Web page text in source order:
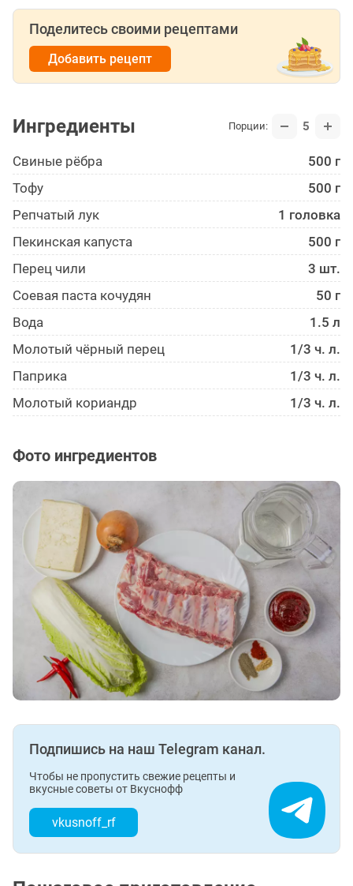
Поделитесь своими рецептами
Добавить рецепт
Ингредиенты Порции: 5
Свиные рёбра
500 г
Тофу
500 г
Репчатый лук
1 головка
Пекинская капуста
500 г
Перец чили
3 шт.
Соевая паста кочудян
50 г
Вода
1.5 л
Молотый чёрный перец
1/3 ч. л.
Паприка
1/3 ч. л.
Молотый кориандр
1/3 ч. л.
Фото ингредиентов
Подпишись на наш Telegram канал.
Чтобы не пропустить свежие рецепты и
вкусные советы от Вкуснофф
vkusnoff_rf